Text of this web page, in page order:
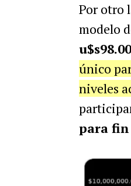
Por otro
modelo
único
niveles
para